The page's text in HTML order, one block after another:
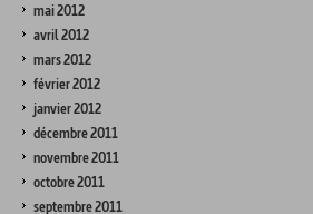
mai 2012
avril 2012
mars 2012
février 2012
janvier 2012
décembre 2011
novembre 2011
octobre 2011
septembre 2011